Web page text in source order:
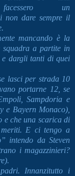
facessero un
non dare sempre il
mancando è la
squadra a partite in
dargli tanti di quei
lasci per strada 10
portarne 12, se
Sampdoria e
e Bayern Monaco),
e che una scarica di
E ci tengo a
intendo da Steven
i magazzinieri?
Innanzitutto i